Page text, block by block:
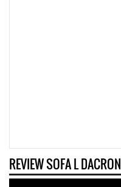
REVIEW SOFA L DACRON